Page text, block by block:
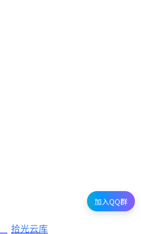
加入QQ群
拾光云库